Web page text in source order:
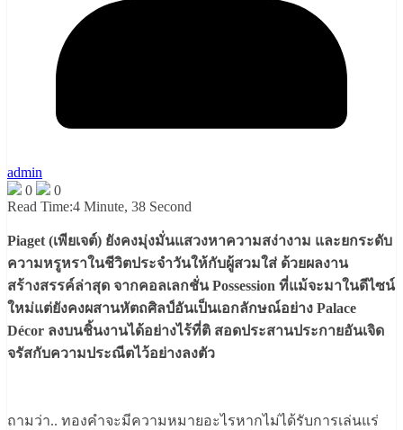
admin
0
0
Read Time:4 Minute, 38 Second
Piaget (เพียเจต์) ยังคงมุ่งมั่นแสวงหาความสง่างาม และยกระดับ
ความหรูหราในชีวิตประจำวันให้กับผู้สวมใส่ ด้วยผลงาน
สร้างสรรค์ล่าสุด จากคอลเลกชั่น Possession ที่แม้จะมาในดีไซน์
ใหม่แต่ยังคงผสานหัตถศิลป์อันเป็นเอกลักษณ์อย่าง Palace
Décor ลงบนชิ้นงานได้อย่างไร้ที่ติ สอดประสานประกายอันเจิด
จรัสกับความประณีตไว้อย่างลงตัว
ถามว่า.. ทองคำจะมีความหมายอะไรหากไม่ได้รับการเล่นแร่